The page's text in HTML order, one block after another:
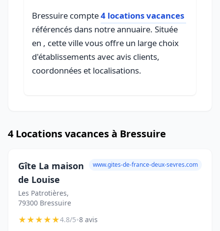
Bressuire compte4 locations vacances
référencés dans notre annuaire. Située
en , cette ville vous offre un large choix
d'établissements avec avis clients,
coordonnées et localisations.
4 Locations vacances à Bressuire
Gîte La maison
de Louise
Les Patrotières,
79300 Bressuire
www.gites-de-france-deux-sevres.com
★★★★★4.8/5•8 avis